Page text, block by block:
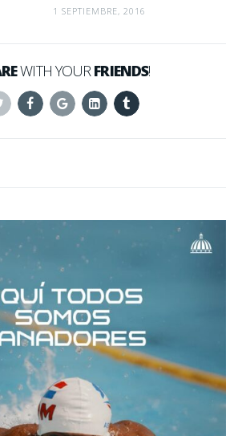
1 SEPTIEMBRE, 2016
WITH YOURFRIENDS!